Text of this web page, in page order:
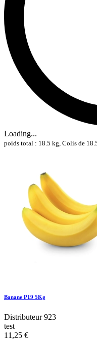
Loading...
poids total : 18.5 kg, Colis de
Banane P19 5Kg
Distributeur 923
test
11,25 €